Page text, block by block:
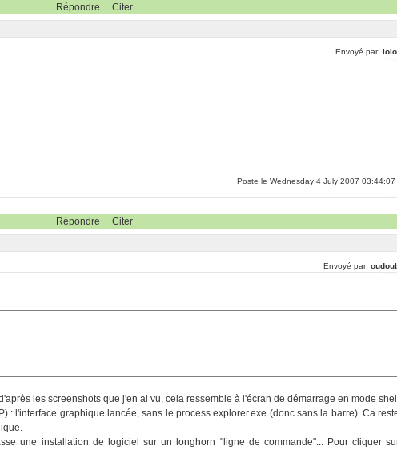
Répondre Citer
Envoyé par:
Poste le Wednesday 4 July 2007 03:44:07
Répondre Citer
Envoyé par:
les screenshots que j'en ai vu, cela ressemble à l'écran de démarrage en mode
: l'interface graphique lancée, sans le process explorer.exe (donc sans la barre). Ca
une installation de logiciel sur un longhorn "ligne de commande"... Pour cliquer